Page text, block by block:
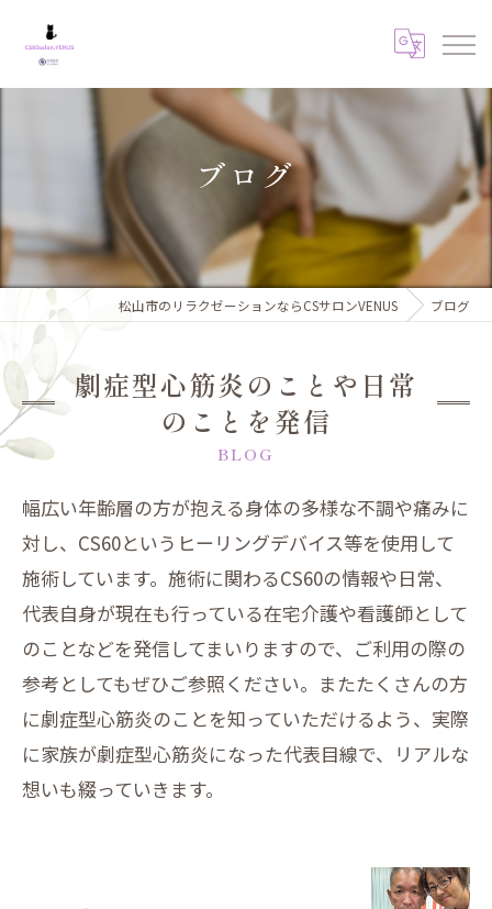
ブログ
松山市のリラクゼーションならCSサロンVENUS ブログ
劇症型心筋炎のことや日常
のことを発信
BLOG
幅広い年齢層の方が抱える身体の多様な不調や痛みに
対し、CS60というヒーリングデバイス等を使用して
施術しています。施術に関わるCS60の情報や日常、
代表自身が現在も行っている在宅介護や看護師として
のことなどを発信してまいりますので、ご利用の際の
参考としてもぜひご参照ください。またたくさんの方
に劇症型心筋炎のことを知っていただけるよう、実際
に家族が劇症型心筋炎になった代表目線で、リアルな
想いも綴っていきます。